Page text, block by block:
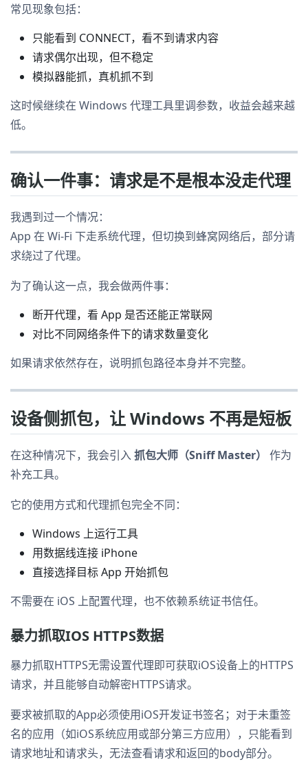
常见现象包括：
只能看到 CONNECT，看不到请求内容
请求偶尔出现，但不稳定
模拟器能抓，真机抓不到
这时候继续在 Windows 代理工具里调参数，收益会越来越
低。
确认一件事：请求是不是根本没走代理
我遇到过一个情况：
App 在 Wi-Fi 下走系统代理，但切换到蜂窝网络后，部分请
求绕过了代理。
为了确认这一点，我会做两件事：
断开代理，看 App 是否还能正常联网
对比不同网络条件下的请求数量变化
如果请求依然存在，说明抓包路径本身并不完整。
设备侧抓包，让 Windows 不再是短板
在这种情况下，我会引入 抓包大师（Sniff Master）
作为
补充工具。
它的使用方式和代理抓包完全不同：
Windows 上运行工具
用数据线连接 iPhone
直接选择目标 App 开始抓包
不需要在 iOS 上配置代理，也不依赖系统证书信任。
暴力抓取IOS HTTPS数据
暴力抓取HTTPS无需设置代理即可获取iOS设备上的HTTPS
请求，并且能够自动解密HTTPS请求。
要求被抓取的App必须使用iOS开发证书签名；对于未重签
名的应用（如iOS系统应用或部分第三方应用），只能看到
请求地址和请求头，无法查看请求和返回的body部分。